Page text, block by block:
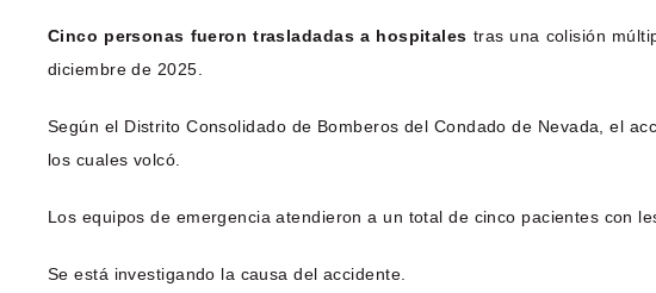
Cinco personas fueron trasladadas a hospitales tras una colisión
diciembre de 2025.
Según el Distrito Consolidado de Bomberos del Condado de Nevada, el
los cuales volcó.
Los equipos de emergencia atendieron a un total de cinco pacientes con
Se está investigando la causa del accidente.